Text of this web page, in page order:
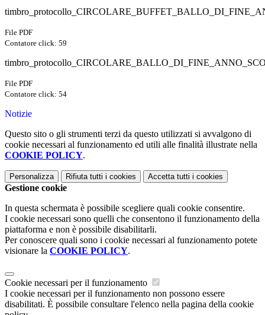
File PDF
Contatore click: 59
File PDF
Contatore click: 54
Notizie
Questo sito o gli strumenti terzi da questo utilizzati si avvalgono di
cookie necessari al funzionamento ed utili alle finalità illustrate nella
COOKIE POLICY.
Personalizza Rifiuta tutti i cookies Accetta tutti i cookies
Gestione cookie
In questa schermata è possibile scegliere quali cookie consentire.
I cookie necessari sono quelli che consentono il funzionamento della
piattaforma e non è possibile disabilitarli.
Per conoscere quali sono i cookie necessari al funzionamento potete
visionare la COOKIE POLICY.
Cookie necessari per il funzionamento
I cookie necessari per il funzionamento non possono essere
disabilitati. È possibile consultare l'elenco nella pagina della cookie